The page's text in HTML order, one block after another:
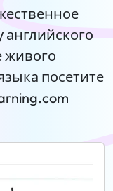
английского
живого
посетите